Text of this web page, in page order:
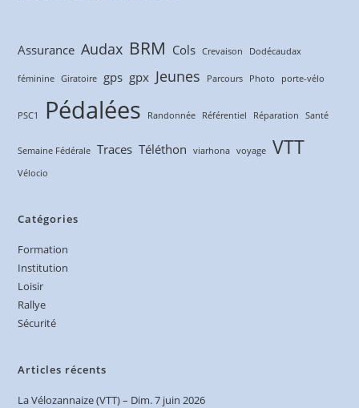
Assurance Audax BRM Cols Crevaison Dodécaudax
féminine Giratoire gps gpx Jeunes Parcours Photo porte-vélo
PSC1 Pédalées Randonnée Référentiel Réparation Santé
Semaine Fédérale Traces Téléthon viarhona voyage VTT
Vélocio
Catégories
Formation
Institution
Loisir
Rallye
Sécurité
Articles récents
La Vélozannaize (VTT) – Dim. 7 juin 2026